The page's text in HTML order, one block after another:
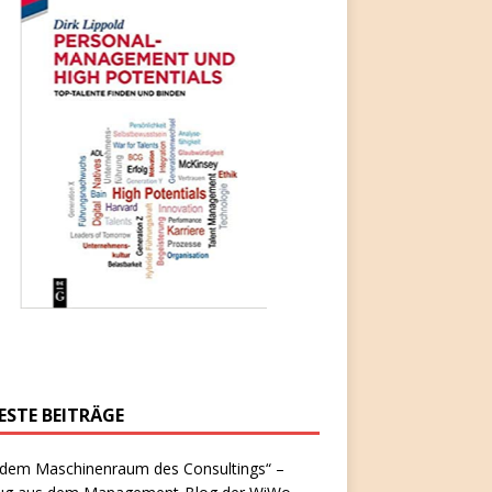
BEITRÄGE
Maschinenraum des Consultings“ –